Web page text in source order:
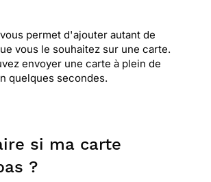
permet d'ajouter autant de
vous le souhaitez sur une carte.
envoyer une carte à plein de
quelques secondes.
si ma carte
?